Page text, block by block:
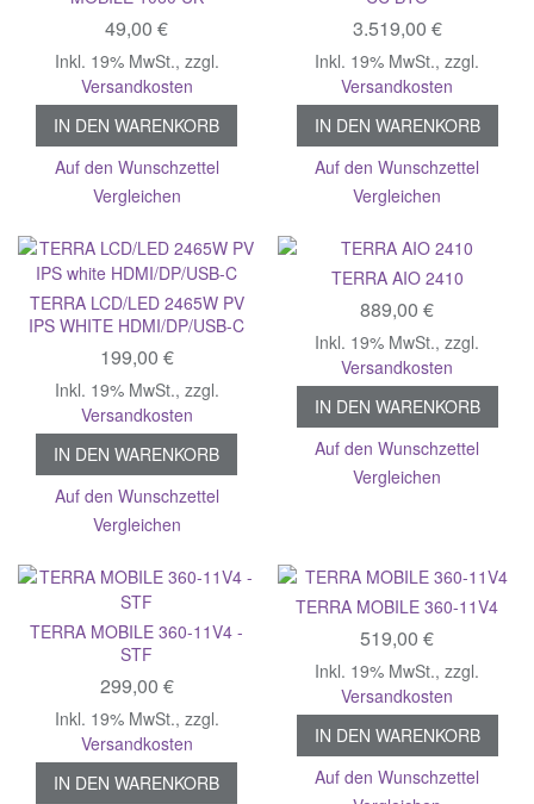
49,00 €
Inkl. 19% MwSt., zzgl.
Versandkosten
IN DEN WARENKORB
Auf den Wunschzettel
Vergleichen
3.519,00 €
Inkl. 19% MwSt.,zzgl.
Versandkosten
IN DEN WARENKORB
Auf den Wunschzettel
Vergleichen
TERRA LCD/LED 2465W PV
IPS WHITE HDMI/DP/USB-C
199,00 €
Inkl. 19% MwSt., zzgl.
Versandkosten
IN DEN WARENKORB
Auf den Wunschzettel
Vergleichen
TERRA AIO 2410
889,00 €
Inkl. 19% MwSt.,zzgl.
Versandkosten
IN DEN WARENKORB
Auf den Wunschzettel
Vergleichen
TERRA MOBILE 360-11V4 -
STF
299,00 €
Inkl. 19% MwSt., zzgl.
Versandkosten
IN DEN WARENKORB
TERRA MOBILE 360-11V4
519,00 €
Inkl. 19% MwSt.,zzgl.
Versandkosten
IN DEN WARENKORB
Auf den Wunschzettel